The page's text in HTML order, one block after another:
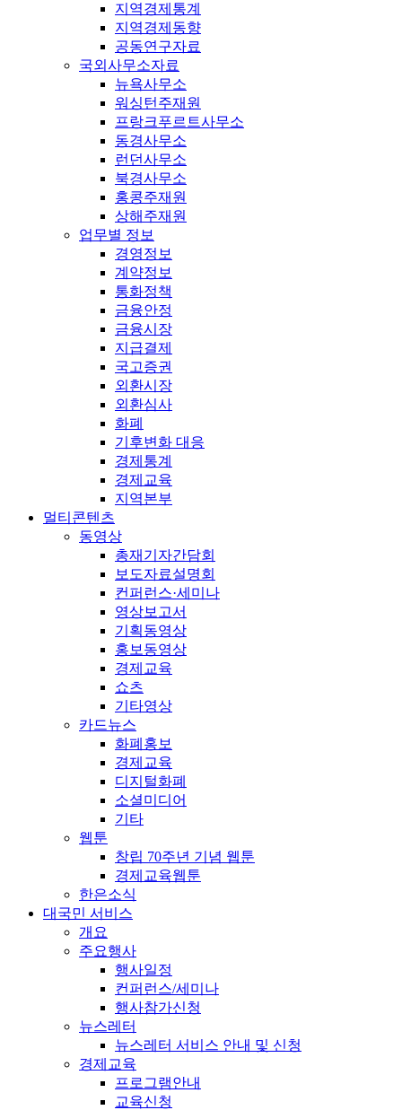
지역경제통계
지역경제동향
공동연구자료
국외사무소자료
뉴욕사무소
워싱턴주재원
프랑크푸르트사무소
동경사무소
런던사무소
북경사무소
홍콩주재원
상해주재원
업무별 정보
경영정보
계약정보
통화정책
금융안정
금융시장
지급결제
국고증권
외환시장
외환심사
화폐
기후변화 대응
경제통계
경제교육
지역본부
멀티콘텐츠
동영상
총재기자간담회
보도자료설명회
컨퍼런스·세미나
영상보고서
기획동영상
홍보동영상
경제교육
쇼츠
기타영상
카드뉴스
화폐홍보
경제교육
디지털화폐
소셜미디어
기타
웹툰
창립 70주년 기념 웹툰
경제교육웹툰
한은소식
대국민 서비스
개요
주요행사
행사일정
컨퍼런스/세미나
행사참가신청
뉴스레터
뉴스레터 서비스 안내 및 신청
경제교육
프로그램안내
교육신청